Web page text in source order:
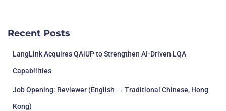
Recent Posts
LangLink Acquires QAiUP to Strengthen AI-Driven LQA
Capabilities
Job Opening: Reviewer (English → Traditional Chinese, Hong
Kong)